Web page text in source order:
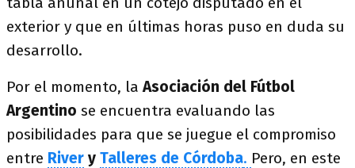
exterior y que en últimas horas puso en duda su
desarrollo.
Por el momento, laAsociación del Fútbol
Argentino se encuentra evaluando las
posibilidades para que se juegue el compromiso
entre River y Talleres de Córdoba. Pero, en este